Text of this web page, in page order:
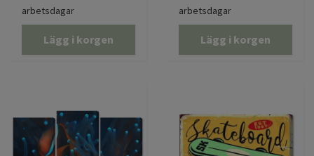
arbetsdagar
Lägg i korgen
arbetsdagar
Lägg i korgen